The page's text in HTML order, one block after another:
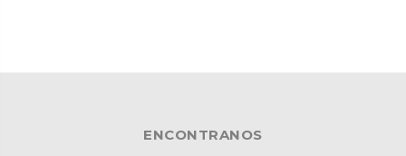
ENCONTRANOS